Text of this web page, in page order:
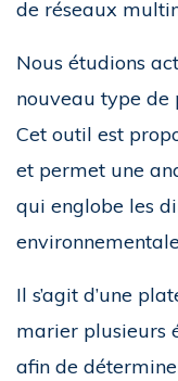
de réseaux
Nous étudions
nouveau type de
Cet outil est
et permet une
qui englobe les
Il s’agit d’une
marier plusieurs
afin de